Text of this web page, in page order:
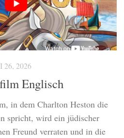
26, 2026
Englisch
in dem Charlton Heston die
spricht, wird ein jüdischer
Freund verraten und in die